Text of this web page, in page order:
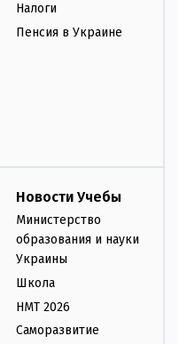
Налоги
Пенсия в Украине
Новости Учебы
Министерство
образования и науки
Украины
Школа
НМТ 2026
Саморазвитие